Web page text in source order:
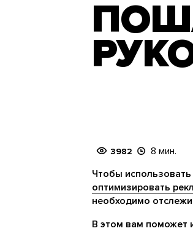
3982 8 мин.
Чтобы
оптимизировать
необходимо
В этом вам поможет